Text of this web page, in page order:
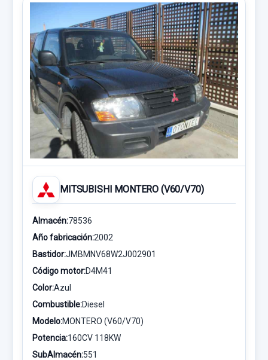
MITSUBISHI MONTERO (V60/V70)
Almacén:78536
Año fabricación:2002
Bastidor:JMBMNV68W2J002901
Código motor:D4M41
Color:Azul
Combustible:Diesel
Modelo:MONTERO (V60/V70)
Potencia:160CV 118KW
SubAlmacén:551